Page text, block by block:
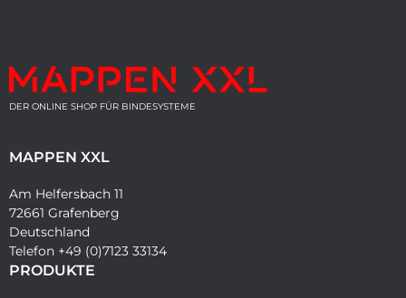
DER ONLINE SHOP FÜR BINDESYSTEME
MAPPEN XXL
Am Helfersbach 11
72661 Grafenberg
Deutschland
Telefon +49 (0)7123 33134
PRODUKTE